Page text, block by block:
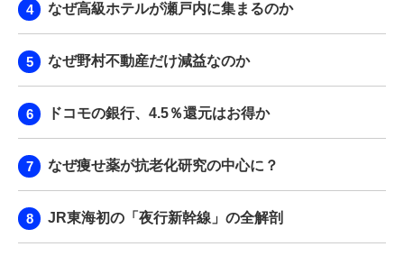
なぜ高級ホテルが瀬戸内に集まるのか
なぜ野村不動産だけ減益なのか
ドコモの銀行、4.5％還元はお得か
なぜ痩せ薬が抗老化研究の中心に？
JR東海初の「夜行新幹線」の全解剖